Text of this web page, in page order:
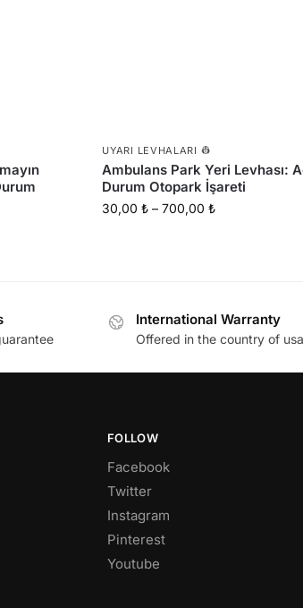
UYARI LEVHALARI 👷
Ambulans Park Yeri Levhası:
Durum Otopark İşareti
30,00₺ –700,00₺
International Warranty
Offered in the country of
FOLLOW
Facebook
Twitter
Instagram
Pinterest
Youtube